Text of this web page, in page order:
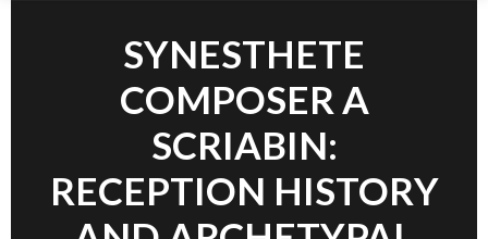
SYNESTHETE
COMPOSER A
SCRIABIN:
RECEPTION HISTORY